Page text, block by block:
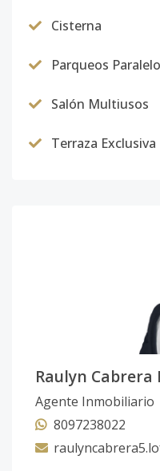
Cisterna
Parqueos
Salón Multiusos
Terraza Exclusiva
Raulyn Cabrera
Agente Inmobiliario
8097238022